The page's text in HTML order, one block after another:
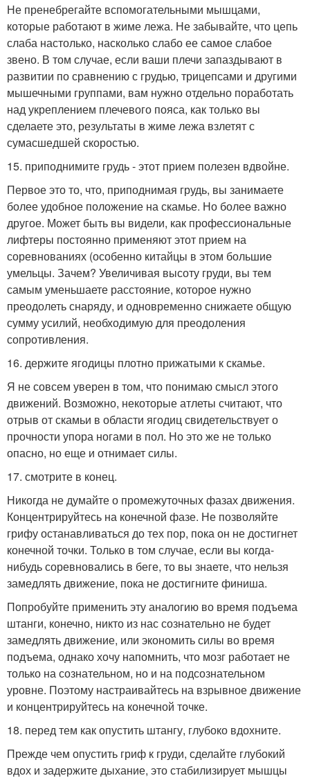
Не пренебрегайте вспомогательными мышцами,
которые работают в жиме лежа. Не забывайте, что цепь
слаба настолько, насколько слабо ее самое слабое
звено. В том случае, если ваши плечи запаздывают в
развитии по сравнению с грудью, трицепсами и другими
мышечными группами, вам нужно отдельно поработать
над укреплением плечевого пояса, как только вы
сделаете это, результаты в жиме лежа взлетят с
сумасшедшей скоростью.
15. приподнимите грудь - этот прием полезен вдвойне.
Первое это то, что, приподнимая грудь, вы занимаете
более удобное положение на скамье. Но более важно
другое. Может быть вы видели, как профессиональные
лифтеры постоянно применяют этот прием на
соревнованиях (особенно китайцы в этом большие
умельцы. Зачем? Увеличивая высоту груди, вы тем
самым уменьшаете расстояние, которое нужно
преодолеть снаряду, и одновременно снижаете общую
сумму усилий, необходимую для преодоления
сопротивления.
16. держите ягодицы плотно прижатыми к скамье.
Я не совсем уверен в том, что понимаю смысл этого
движений. Возможно, некоторые атлеты считают, что
отрыв от скамьи в области ягодиц свидетельствует о
прочности упора ногами в пол. Но это же не только
опасно, но еще и отнимает силы.
17. смотрите в конец.
Никогда не думайте о промежуточных фазах движения.
Концентрируйтесь на конечной фазе. Не позволяйте
грифу останавливаться до тех пор, пока он не достигнет
конечной точки. Только в том случае, если вы когда-
нибудь соревновались в беге, то вы знаете, что нельзя
замедлять движение, пока не достигните финиша.
Попробуйте применить эту аналогию во время подъема
штанги, конечно, никто из нас сознательно не будет
замедлять движение, или экономить силы во время
подъема, однако хочу напомнить, что мозг работает не
только на сознательном, но и на подсознательном
уровне. Поэтому настраивайтесь на взрывное движение
и концентрируйтесь на конечной точке.
18. перед тем как опустить штангу, глубоко вдохните.
Прежде чем опустить гриф к груди, сделайте глубокий
вдох и задержите дыхание, это стабилизирует мышцы